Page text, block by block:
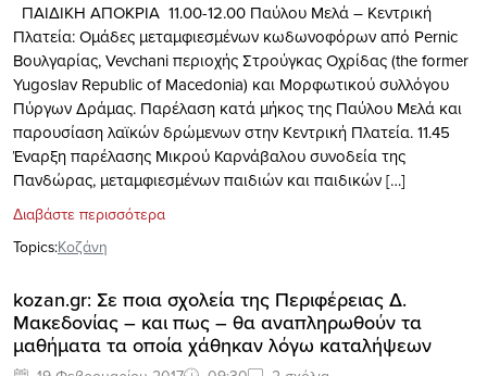
ΠΑΙΔΙΚΗ ΑΠΟΚΡΙΑ 11.00-12.00 Παύλου Μελά – Κεντρική
Πλατεία: Ομάδες μεταμφιεσμένων κωδωνοφόρων από Pernic
Βουλγαρίας, Vevchani περιοχής Στρούγκας Οχρίδας (the former
Yugoslav Republic of Macedonia) και Μορφωτικού συλλόγου
Πύργων Δράμας. Παρέλαση κατά μήκος της Παύλου Μελά και
παρουσίαση λαϊκών δρώμενων στην Κεντρική Πλατεία. 11.45
Έναρξη παρέλασης Μικρού Καρνάβαλου συνοδεία της
Πανδώρας, μεταμφιεσμένων παιδιών και παιδικών […]
Διαβάστε περισσότερα
Topics:Κοζάνη
kozan.gr: Σε ποια σχολεία της Περιφέρειας Δ.
Μακεδονίας – και πως – θα αναπληρωθούν τα
μαθήματα τα οποία χάθηκαν λόγω καταλήψεων